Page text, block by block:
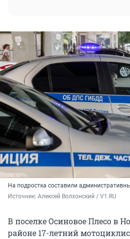
На подростка составили
Источник: Алексей Волхонский / V1.RU
В поселке Осиновое Плесо в
районе 17-летний